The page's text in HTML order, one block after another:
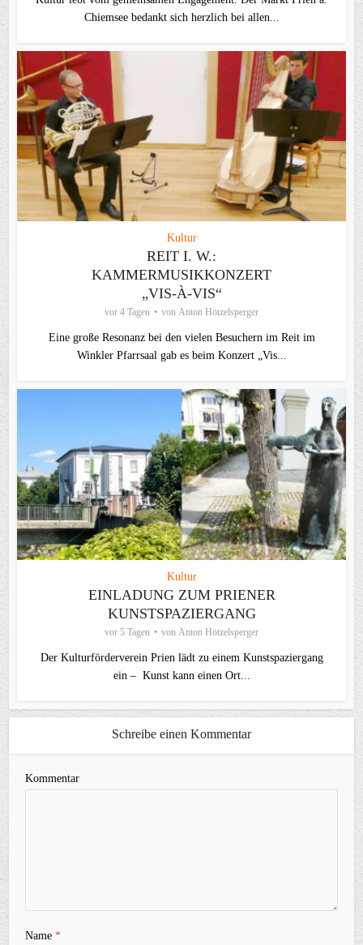
Chiemsee bedankt sich herzlich bei allen...
Kultur
REIT I. W.:
KAMMERMUSIKKONZERT
„VIS-À-VIS“
vor 4 Tagen von Anton Hötzelsperger
Eine große Resonanz bei den vielen Besuchern im Reit im
Winkler Pfarrsaal gab es beim Konzert „Vis...
Kultur
EINLADUNG ZUM PRIENER
KUNSTSPAZIERGANG
vor 5 Tagen von Anton Hötzelsperger
Der Kulturförderverein Prien lädt zu einem Kunstspaziergang
ein – Kunst kann einen Ort...
Schreibe einen Kommentar
Kommentar
Name*